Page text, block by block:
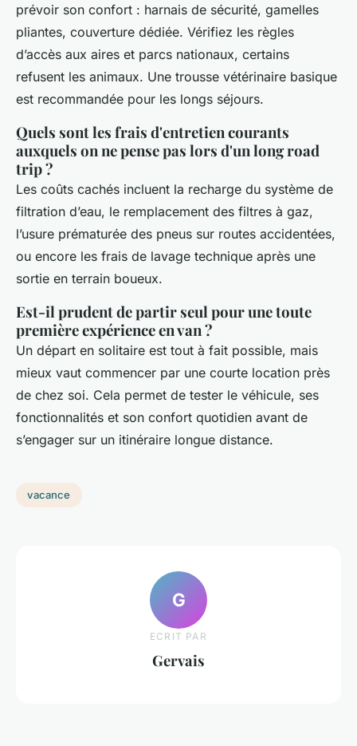
prévoir son confort : harnais de sécurité, gamelles
pliantes, couverture dédiée. Vérifiez les règles
d’accès aux aires et parcs nationaux, certains
refusent les animaux. Une trousse vétérinaire basique
est recommandée pour les longs séjours.
Quels sont les frais d'entretien courants
auxquels on ne pense pas lors d'un long road
trip ?
Les coûts cachés incluent la recharge du système de
filtration d’eau, le remplacement des filtres à gaz,
l’usure prématurée des pneus sur routes accidentées,
ou encore les frais de lavage technique après une
sortie en terrain boueux.
Est-il prudent de partir seul pour une toute
première expérience en van ?
Un départ en solitaire est tout à fait possible, mais
mieux vaut commencer par une courte location près
de chez soi. Cela permet de tester le véhicule, ses
fonctionnalités et son confort quotidien avant de
s’engager sur un itinéraire longue distance.
vacance
G
ECRIT PAR
Gervais